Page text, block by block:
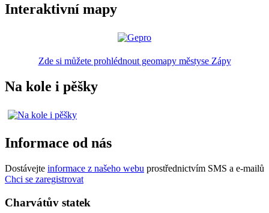
Interaktivní mapy
Zde si můžete prohlédnout geomapy městyse Zápy
Na kole i pěšky
Informace od nás
Dostávejte informace z našeho webu prostřednictvím SMS a e-mailů
Chci se zaregistrovat
Charvátův statek